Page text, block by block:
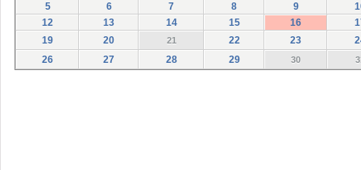
5
6 7 8 9
12
13 14 15 16
19
20 21 22 23
26
27 28 29 30